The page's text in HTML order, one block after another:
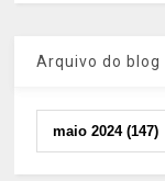
Arquivo do blog